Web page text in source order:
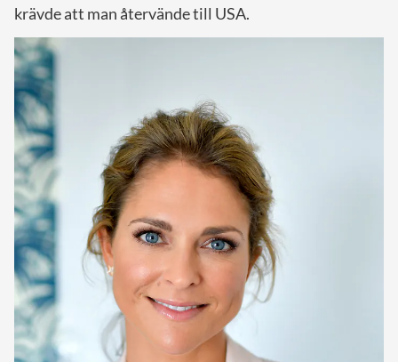
krävde att man återvände till USA.